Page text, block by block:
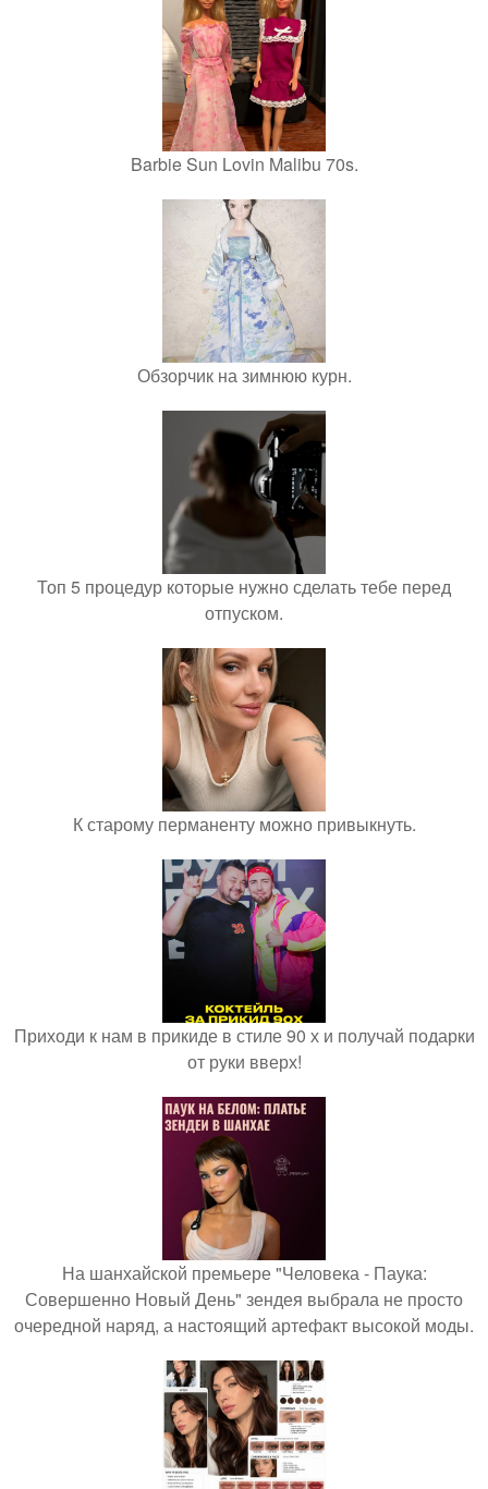
Barbie Sun Lovin Malibu 70s.
Обзорчик на зимнюю курн.
Топ 5 процедур которые нужно сделать тебе перед
отпуском.
К старому перманенту можно привыкнуть.
Приходи к нам в прикиде в стиле 90 х и получай подарки
от руки вверх!
На шанхайской премьере "Человека - Паука:
Совершенно Новый День" зендея выбрала не просто
очередной наряд, а настоящий артефакт высокой моды.